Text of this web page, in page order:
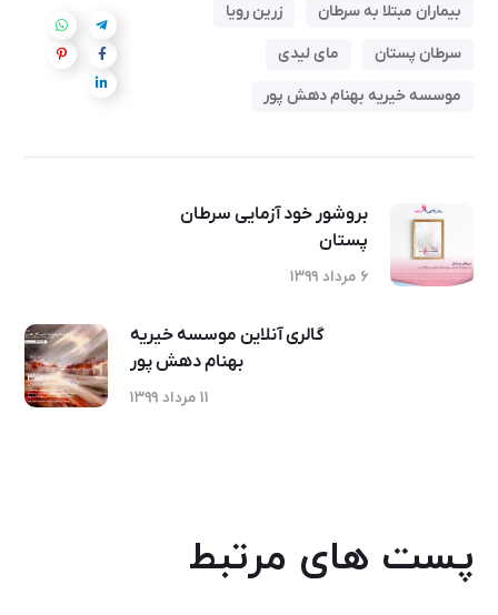
بیماران مبتلا به سرطان
زرین رویا
سرطان پستان
مای لیدی
موسسه خیریه بهنام دهش پور
بروشور خود آزمایی سرطان
پستان
۶ مرداد ۱۳۹۹
گالری آنلاین موسسه خیریه
بهنام دهش پور
۱۱ مرداد ۱۳۹۹
پست های مرتبط